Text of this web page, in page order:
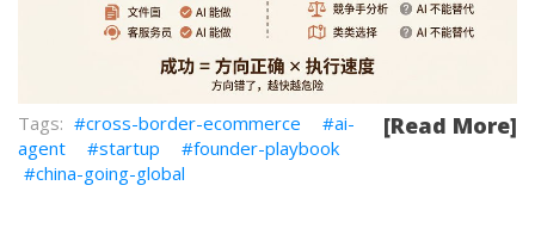
[Read More]
cross-border-ecommerce
ai-
agent
startup
founder-playbook
china-going-global